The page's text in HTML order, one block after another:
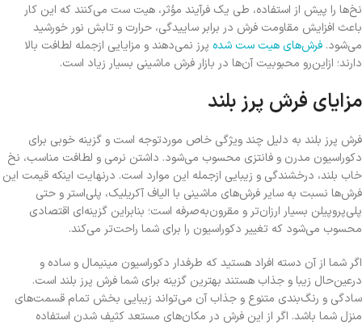
نخ‌ها را پیش از استفاده، طی یک فرآیند مؤثر، هیت ست می‌کنند که این کار
باعث افزایش مقاومت فرش در برابر ساییدگی، حرارت و تابش نور خورشید
می‌شود. فرش‌های هیت ست شده پرز نمی‌دهند و مزایایی ازجمله لطافت بالا
دارند؛ ازاین‌رو محبوبیت آن‌ها در بازار فرش ماشینی بسیار زیاد است.
مزایای فرش پرز بلند
فرش پرز بلند به دلیل چند ویژگی خاص موردتوجه است و گزینه خوبی برای
دکوراسیون مدرن و فانتزی محسوب می‌شود. داشتن نرمی و لطافت مناسب، نخ
خاب بلند، درخشندگی و زیبایی ازجمله این موارد است. درنهایت اینکه قیمت این
فرش‌ها نسبت به سایر فرش‌های ماشینی با الیاف آکریلیک، پلی‌استر و حتی
پلی‌پروپیلن بسیار ارزان‌تر و مقرون‌به‌صرفه است؛ بنابراین گزینه‌ای اقتصادی
محسوب می‌شود که تغییر دکوراسیون را برای شما راحت‌تر می‌کند.
اگر شما از آن دسته افراد هستید که طرفدار دکوراسیون مینیمال و ساده و
درعین‌حال زیبا و جذاب هستند بهترین گزینه برای شما فرش پرز بلند است.
سادگی و رنگ‌بندی متنوع و جذاب آن می‌تواند زیبایی بخش تمام قسمت‌های
منزل شما باشد. اگر از این فرش در مکان‌های مستعد کثیف شدن استفاده